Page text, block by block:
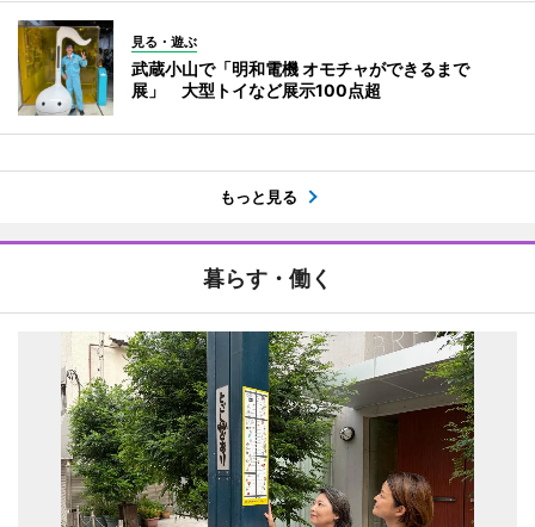
見る・遊ぶ
武蔵小山で「明和電機 オモチャができるまで
展」 大型トイなど展示100点超
もっと見る
暮らす・働く